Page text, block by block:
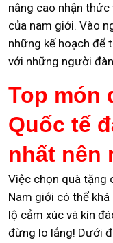
nâng cao nhận
của nam giới. Vào
những kế hoạch để
với những người
Top món
Quốc tế
nhất nên
Việc chọn quà tặng
Nam giới có thể
lộ cảm xúc và kín
đừng lo lắng! Dưới